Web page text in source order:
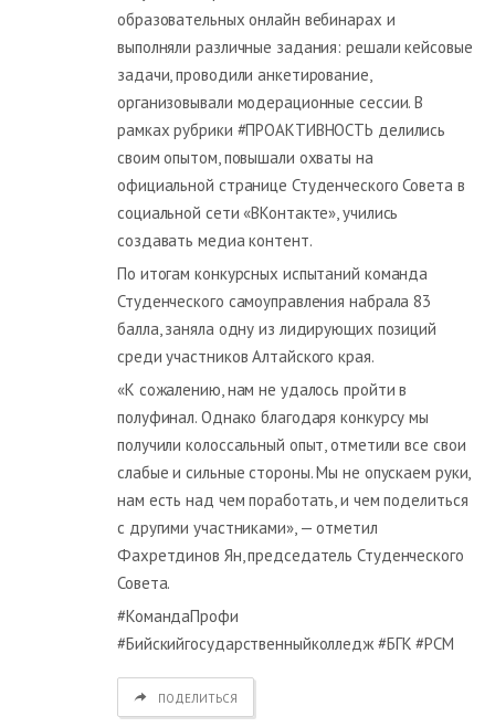
образовательных онлайн вебинарах и
выполняли различные задания: решали кейсовые
задачи, проводили анкетирование,
организовывали модерационные сессии. В
рамках рубрики #ПРОАКТИВНОСТЬ делились
своим опытом, повышали охваты на
официальной странице Студенческого Совета в
социальной сети «ВКонтакте», учились
создавать медиа контент.
По итогам конкурсных испытаний команда
Студенческого самоуправления набрала 83
балла, заняла одну из лидирующих позиций
среди участников Алтайского края.
«К сожалению, нам не удалось пройти в
полуфинал. Однако благодаря конкурсу мы
получили колоссальный опыт, отметили все свои
слабые и сильные стороны. Мы не опускаем руки,
нам есть над чем поработать, и чем поделиться
с другими участниками», — отметил
Фахретдинов Ян, председатель Студенческого
Совета.
#КомандаПрофи
#Бийскийгосударственныйколледж #БГК #РСМ
ПОДЕЛИТЬСЯ